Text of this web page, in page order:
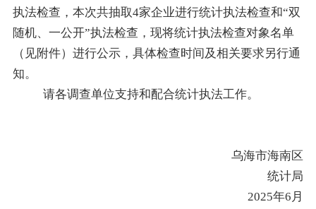
执法检查，本次共抽取4家企业进行统计执法检查和“双
随机、一公开”执法检查，现将统计执法检查对象名单
（见附件）进行公示，具体检查时间及相关要求另行通
知。
请各调查单位支持和配合统计执法工作。
乌海市海南区
统计局
2025年6月